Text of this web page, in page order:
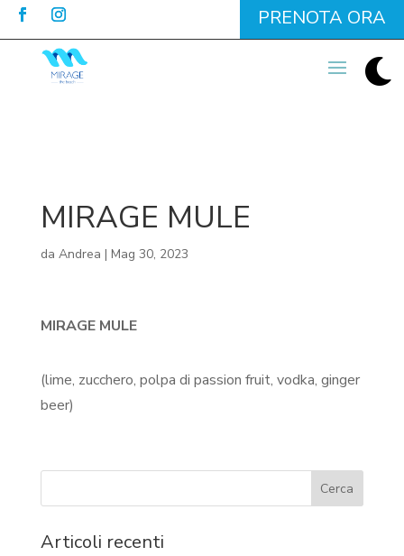
PRENOTA ORA

MIRAGE MULE
da Andrea | Mag 30, 2023
MIRAGE MULE
(lime, zucchero, polpa di passion fruit, vodka, ginger
beer)
Articoli recenti